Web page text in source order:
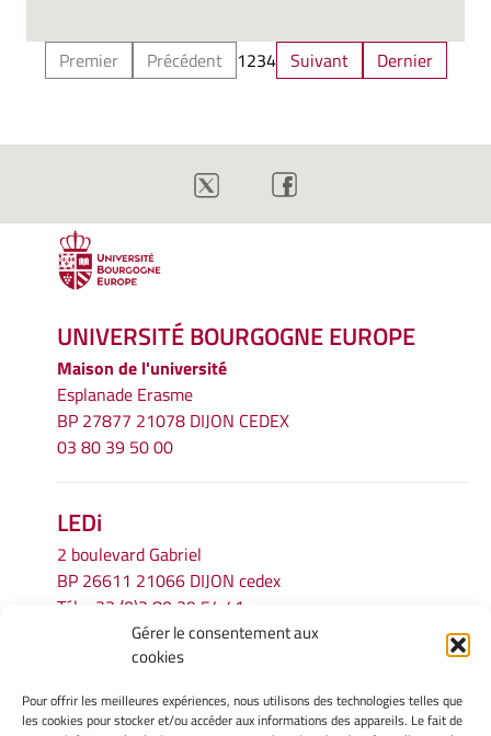
Gérer le consentement aux
cookies
Pour offrir les meilleures expériences, nous utilisons des technologies telles que
les cookies pour stocker et/ou accéder aux informations des appareils. Le fait de
Premier Précédent 1234 Suivant Dernier
UNIVERSITÉ BOURGOGNE EUROPE
Maison de l'université
Esplanade Erasme
BP 27877 21078 DIJON CEDEX
03 80 39 50 00
LEDi
2 boulevard Gabriel
BP 26611 21066 DIJON cedex
Tél.
+33 (0)3 80 39 54 41
secretariat.ledi@u-bourgogne.fr
INFORMATIONS LÉGALES